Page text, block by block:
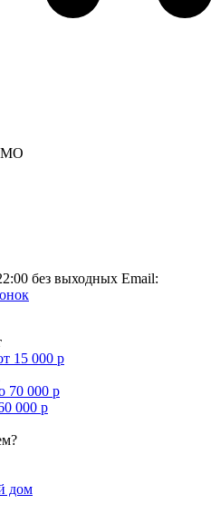
МО
без выходных Email:
15 000 р
70 000 р
000 р
дом